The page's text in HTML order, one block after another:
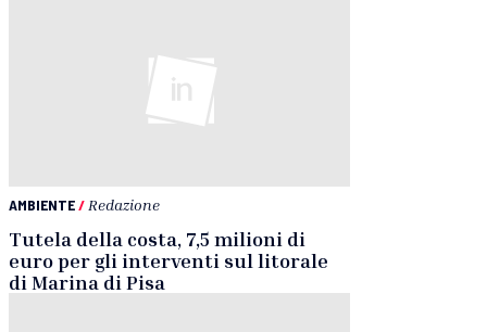
AMBIENTE/ Redazione
Tutela della costa, 7,5 milioni di
euro per gli interventi sul litorale
di Marina di Pisa